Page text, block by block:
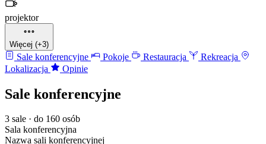
projektor
Więcej (+3)
Sale konferencyjne Pokoje Restauracja
Rekreacja
Lokalizacja
Opinie
Sale konferencyjne
3 sale · do 160 osób
Sala konferencyjna
Nazwa sali konferencyjnej